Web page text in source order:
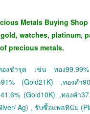
Metals Buying Shop
watches, platinum,
precious metals.
งชำรุด เช่น ทอง
(Gold21K) ,ทองคำ
(Gold10K) ,ทองคำ
Ag) , รับซื้อแพลทินัม